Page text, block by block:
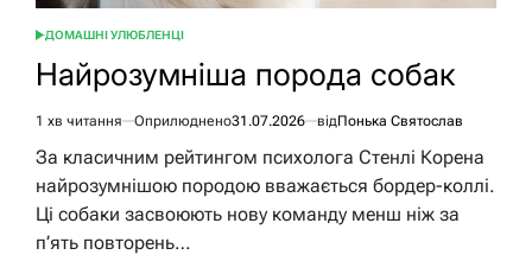
ОПУБЛІКУВАТИ
ДОМАШНІ УЛЮБЛЕНЦІ
Найрозумніша порода собак
Орієнтовний
час
1 хв читання Оприлюднено31.07.2026 відПонька Святослав
За класичним рейтингом психолога Стенлі Корена
найрозумнішою породою вважається бордер-коллі.
Ці собаки засвоюють нову команду менш ніж за
п’ять повторень…